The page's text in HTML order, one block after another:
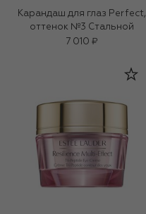
Карандаш для глаз Perfect,
оттенок №3 Стальной
7 010 ₽